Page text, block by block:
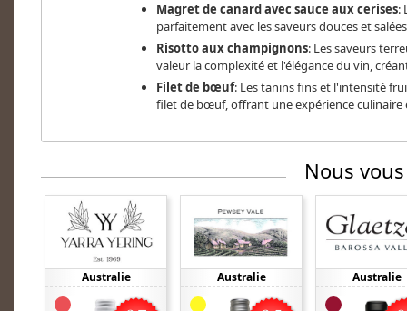
Magret de canard avec sauce aux cerises:
parfaitement avec les saveurs douces et
Risotto aux champignons: Les saveurs
valeur la complexité et l'élégance du vin,
Filet de bœuf: Les tanins fins et l'intensité
filet de bœuf, offrant une expérience culinaire
Nous
Australie Australie Australie